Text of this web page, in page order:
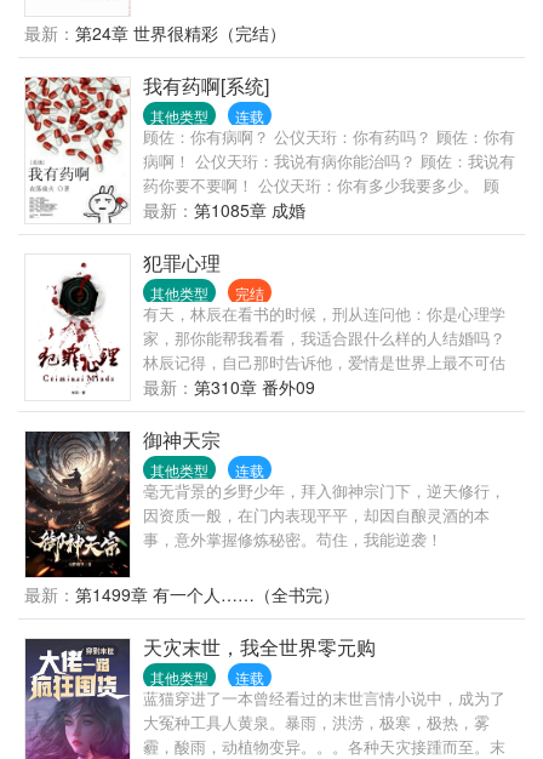
朋友。更加没想到的是，他们居然在现实中纷纷找上
了门。她只是一个普普通通到淹没在人群里都找不到
的大龄普女，再加上因为原生家庭的原因，性格内
向，母单至今，她怎么可能扛得住啊！救命！
最新： 第24章 世界很精彩（完结）
我有药啊[系统]
其他类型 连载
顾佐：你有病啊？ 公仪天珩：你有药吗？ 顾佐：你有
病啊！ 公仪天珩：我说有病你能治吗？ 顾佐：我说有
药你要不要啊！ 公仪天珩：你有多少我要多少。 顾
佐：你要多少我有多少。 公仪天珩：那就都拿来吧。
顾佐：…… 简单地说，胆小怕死的受穿越后一直想尽
办法要活下去，他有个金手指叫做炼药系统，可惜没
有药材，升级不能；大陆上超级世家的长子嫡孙智商
超群却修炼天赋太差，可惜炼药师太难培养，不能只
为他一人服务，但可以调动的药材大把。两个人一个
有病，一个有药，于是，有病的包养了有药的，大家
都好。 【注意事项】： ①大长篇，升级流； ②世界
观设定是弱肉强食； ③大家和平讨论别掐架啊，咱们
都是讲道理的人么么哒！
最新： 第1085章 成婚
犯罪心理
其他类型 完结
有天，林辰在看书的时候，刑从连问他：你是心理学
家，那你能帮我看看，我适合跟什么样的人结婚吗？
林辰记得，自己那时告诉他，爱情是世界上最不可估
量的东西，就算是心理学家也无法预测，因为人与人
的相爱过程中充满了无数变量。刑从连又问，什么是
变量？林辰那时想，变量就是，我以为你只是个普通
的警察，最喜欢在大排档开一瓶啤酒吃小龙虾，却不
知道，你原来是……；又或者说，变量是，我不知道
我会爱上你，也不知道，你何时会爱上我。
最新： 第310章 番外09
御神天宗
其他类型 连载
毫无背景的乡野少年，拜入御神宗门下，逆天修行，
因资质一般，在门内表现平平，却因自酿灵酒的本
事，意外掌握修炼秘密。苟住，我能逆袭！
最新： 第1499章 有一个人……（全书完）
天灾末世，我全世界零元购
其他类型 连载
蓝猫穿进了一本曾经看过的末世言情小说中，成为了
大冤种工具人黄泉。暴雨，洪涝，极寒，极热，雾
霾，酸雨，动植物变异。。。各种天灾接踵而至。末